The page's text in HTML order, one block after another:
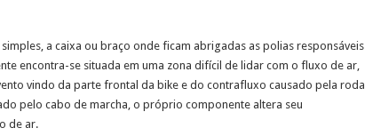
a caixa ou braço onde ficam abrigadas as polias responsáveis
encontra-se situada em uma zona difícil de lidar com o fluxo de ar,
vindo da parte frontal da bike e do contrafluxo causado pela roda
pelo cabo de marcha, o próprio componente altera seu
de ar.